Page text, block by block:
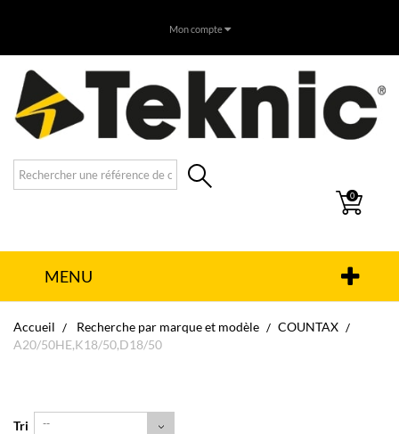
Mon compte
0
MENU
Accueil Recherche par marque et modèle
COUNTAX
A20/50HE,K18/50,D18/50
Tri --